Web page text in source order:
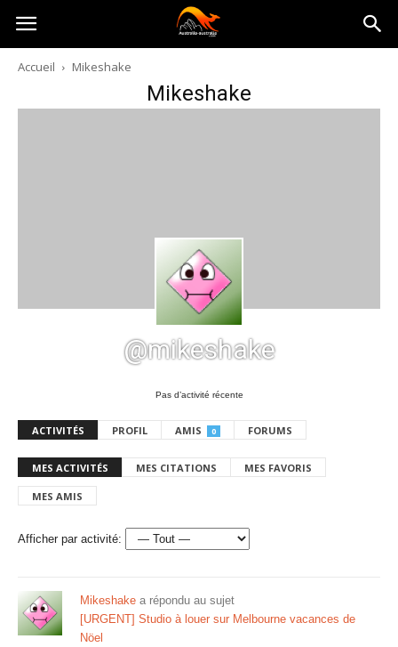
Australia-
australie.com
Accueil Mikeshake
Mikeshake
@mikeshake
Pas d’activité récente
ACTIVITÉS PROFIL AMIS 0 FORUMS
MES ACTIVITÉS MES CITATIONS MES FAVORIS
MES AMIS
Afficher par activité:
Mikeshake a répondu au sujet
[URGENT] Studio à louer sur Melbourne vacances de
Nöel